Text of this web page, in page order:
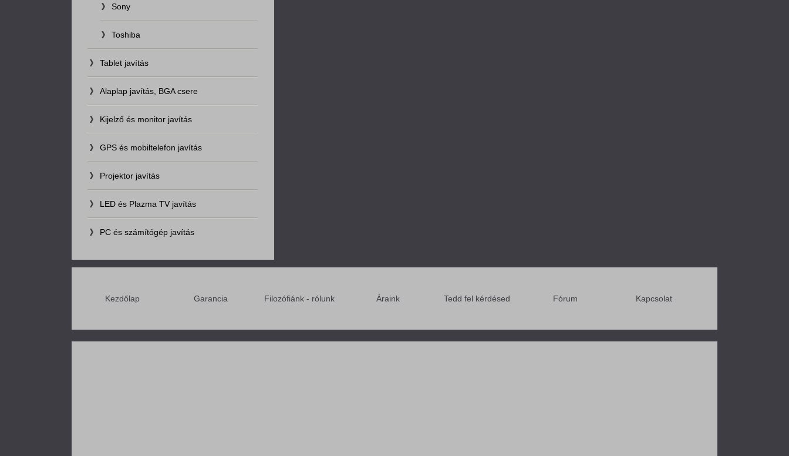
Sony
Toshiba
Tablet javítás
Alaplap javítás, BGA csere
Kijelző és monitor javítás
GPS és mobiltelefon javítás
Projektor javítás
LED és Plazma TV javítás
PC és számítógép javítás
Kezdőlap Garancia Filozófiánk - rólunk Áraink Tedd fel kérdésed Fórum Kapcsolat